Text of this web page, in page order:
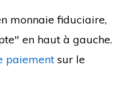
monnaie fiduciaire,
en haut à gauche.
paiement sur le